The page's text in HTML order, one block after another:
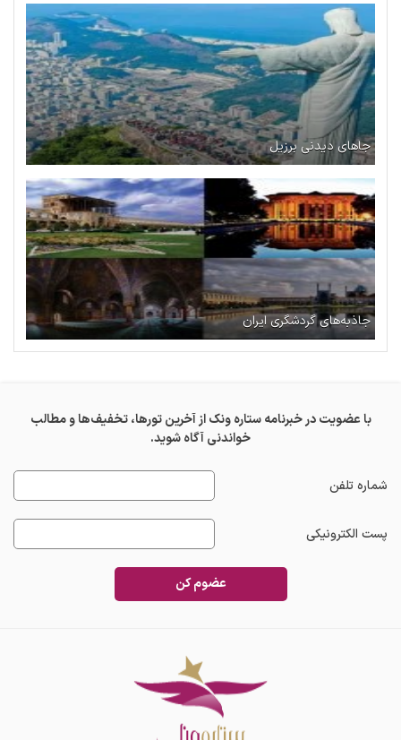
جاهای دیدنی برزیل
جاذبه‌های گردشگری ایران
با عضویت در خبرنامه ستاره ونک از آخرین تورها، تخفیف‌ها و مطالب
خواندنی آگاه شوید.
شماره تلفن
پست الکترونیکی
عضوم کن